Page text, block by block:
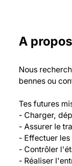
A
Nous
bennes ou
Tes futures
- Charger,
- Assurer le
- Effectuer
- Contrôler
- Réaliser